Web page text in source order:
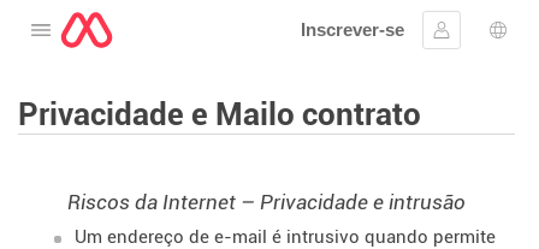
Abra o cardápio
Inscrever-se
Assinar em
Privacidade e Mailo contrato
Riscos da Internet – Privacidade e intrusão
Um endereço de e-mail é intrusivo quando permite